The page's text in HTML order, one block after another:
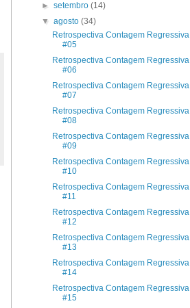
►setembro(14)
▼agosto(34)
Retrospectiva Contagem Regressiva
#05
Retrospectiva Contagem Regressiva
#06
Retrospectiva Contagem Regressiva
#07
Retrospectiva Contagem Regressiva
#08
Retrospectiva Contagem Regressiva
#09
Retrospectiva Contagem Regressiva
#10
Retrospectiva Contagem Regressiva
#11
Retrospectiva Contagem Regressiva
#12
Retrospectiva Contagem Regressiva
#13
Retrospectiva Contagem Regressiva
#14
Retrospectiva Contagem Regressiva
#15